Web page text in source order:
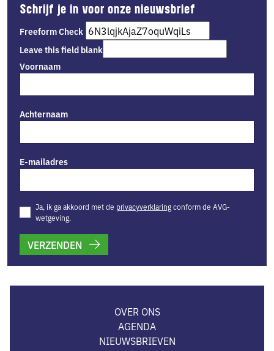
Schrijf je in voor onze nieuwsbrief
Freeform Check
Leave this field blank
Voornaam
Achternaam
E-mailadres
Ja, ik ga akkoord met de privacyverklaringconform de AVG-
wetgeving.
VERZENDEN
OVER ONS
AGENDA
NIEUWSBRIEVEN